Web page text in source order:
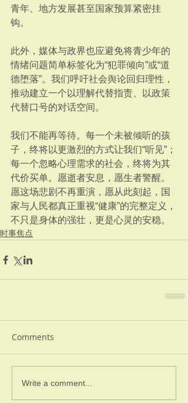
青年、地方发展甚至国家预算紧密挂
钩。
此外，媒体与政界也应避免将青少年的
情绪问题简单标签化为“犯罪倾向”或“道
德堕落”。我们呼吁社会舆论回归理性，
推动建立一个以理解代替指责、以政策
代替口号的对话空间。
我们不能再等待。每一个未被倾听的孩
子，终将以更激烈的方式让我们“听见”；
每一个忽略心理需求的社会，终将为其
代价买单。愿逝者安息，愿生者警醒。
愿这场悲剧不再重演，愿从此刻起，国
家与人民都真正重视“健康”的完整定义，
不只是身体的强壮，更是心灵的安稳。
时事焦点
Comments
Write a comment...